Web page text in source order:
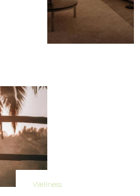
Wellness